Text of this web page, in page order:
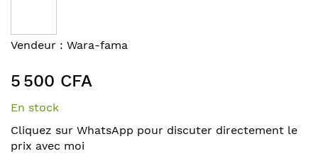
of
the
gallery
Skip
the
beginning
of
images
gallery
Vendeur : Wara-fama
5 500 CFA
En stock
Cliquez sur WhatsApp pour discuter directement le
prix avec moi